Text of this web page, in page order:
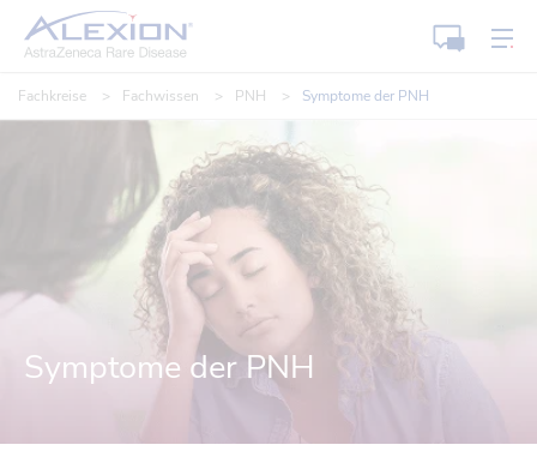
Startseite
Kontakt
Fachkreise Fachwissen PNH Symptome der PNH
Symptome der PNH